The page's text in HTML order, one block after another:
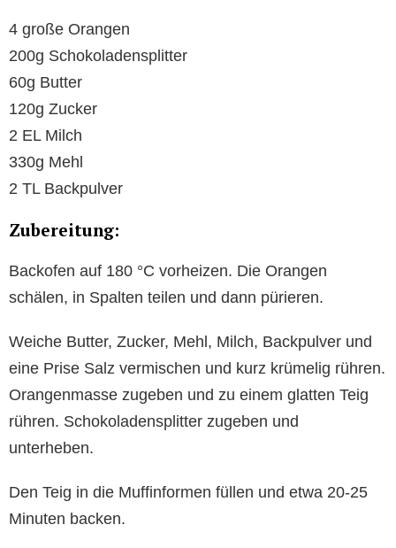
4 große Orangen
200g Schokoladensplitter
60g Butter
120g Zucker
2 EL Milch
330g Mehl
2 TL Backpulver
Zubereitung:
Backofen auf 180 °C vorheizen. Die Orangen
schälen, in Spalten teilen und dann pürieren.
Weiche Butter, Zucker, Mehl, Milch, Backpulver und
eine Prise Salz vermischen und kurz krümelig rühren.
Orangenmasse zugeben und zu einem glatten Teig
rühren. Schokoladensplitter zugeben und
unterheben.
Den Teig in die Muffinformen füllen und etwa 20-25
Minuten backen.